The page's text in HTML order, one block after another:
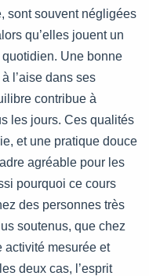
sont souvent négligées
qu’elles jouent un
Une bonne
l’aise dans ses
contribue à
les jours. Ces qualités
et une pratique douce
agréable pour les
pourquoi ce cours
des personnes très
soutenus, que chez
activité mesurée et
deux cas, l’esprit